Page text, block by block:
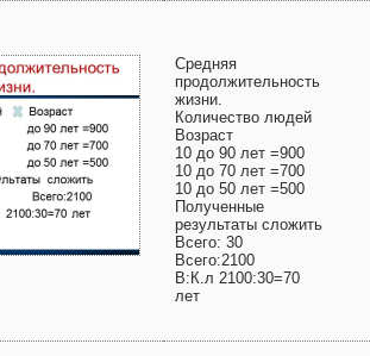
Средняя
продолжительность
жизни.
Количество людей
Возраст
10 до 90 лет =900
10 до 70 лет =700
10 до 50 лет =500
Полученные
результаты сложить
Всего: 30
Всего:2100
В:К.л 2100:30=70
лет